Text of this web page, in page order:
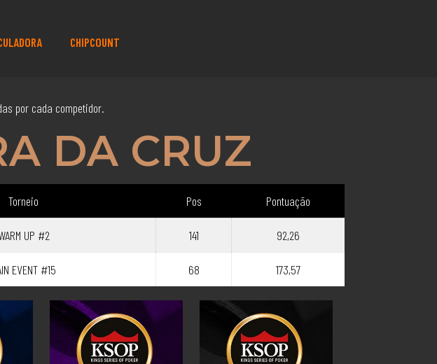
CHIPCOUNT
por cada competidor.
DA CRUZ
Torneio Pos Pontuação
UP #2 141 92,26
EVENT #15 68 173,57